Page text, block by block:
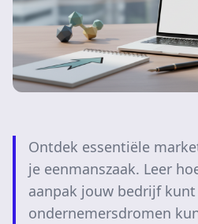
Ontdek essentiële
je eenmanszaak. Leer
aanpak jouw bedrijf
ondernemersdromen